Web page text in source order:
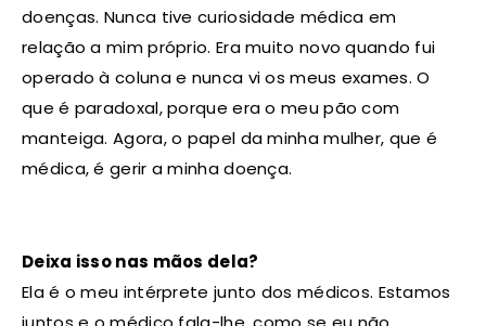
doenças. Nunca tive curiosidade médica em
relação a mim próprio. Era muito novo quando fui
operado à coluna e nunca vi os meus exames. O
que é paradoxal, porque era o meu pão com
manteiga. Agora, o papel da minha mulher, que é
médica, é gerir a minha doença.
Deixa isso nas mãos dela?
Ela é o meu intérprete junto dos médicos. Estamos